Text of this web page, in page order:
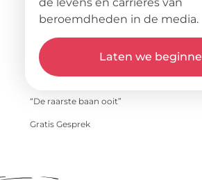
beroemdheden in de media.
Laten we
“De raarste baan ooit”
Gratis Gesprek